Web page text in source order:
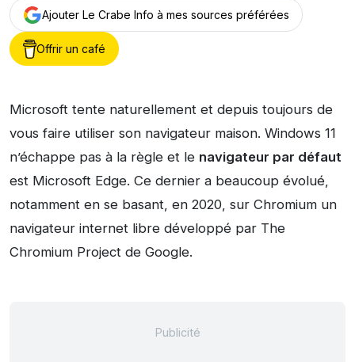
Ajouter Le Crabe Info à mes sources préférées
Offrir un café
Microsoft tente naturellement et depuis toujours de
vous faire utiliser son navigateur maison. Windows 11
n’échappe pas à la règle et le navigateur par défaut
est Microsoft Edge. Ce dernier a beaucoup évolué,
notamment en se basant, en 2020, sur Chromium un
navigateur internet libre développé par The
Chromium Project de Google.